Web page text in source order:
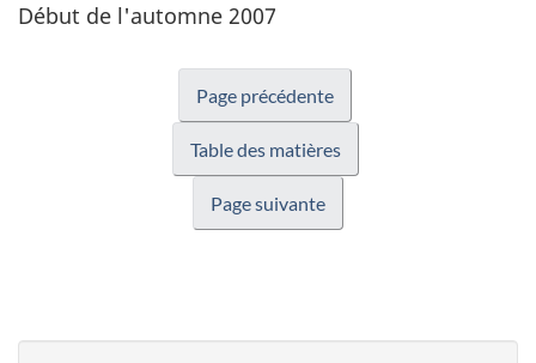
Début de l'automne 2007
Page précédente
Table des matières
Page suivante